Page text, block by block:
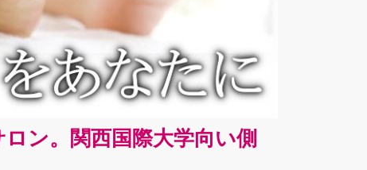
ン。関西国際大学向い側